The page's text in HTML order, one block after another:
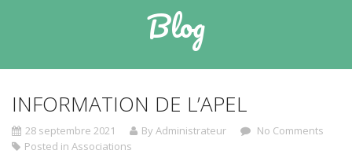
Blog
INFORMATION DE L’APEL
28 septembre 2021 By Administrateur
No Comments
Posted in Associations